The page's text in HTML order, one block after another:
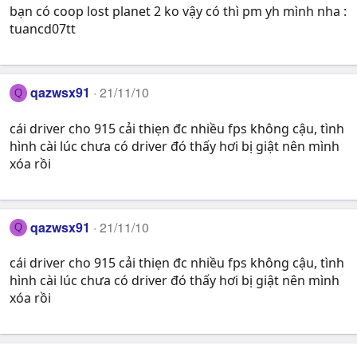
bạn có coop lost planet 2 ko vậy có thì pm yh mình nha :
tuancd07tt
Q qazwsx91 21/11/10
cái driver cho 915 cải thiẹn đc nhiều fps không cậu, tình
hình cài lúc chưa có driver đó thấy hơi bị giật nên mình
xóa rồi
Q qazwsx91 21/11/10
cái driver cho 915 cải thiẹn đc nhiều fps không cậu, tình
hình cài lúc chưa có driver đó thấy hơi bị giật nên mình
xóa rồi